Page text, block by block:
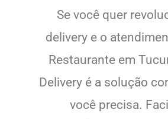
Se você quer
delivery e o
Restaurante em
Delivery é a solução
você precisa.